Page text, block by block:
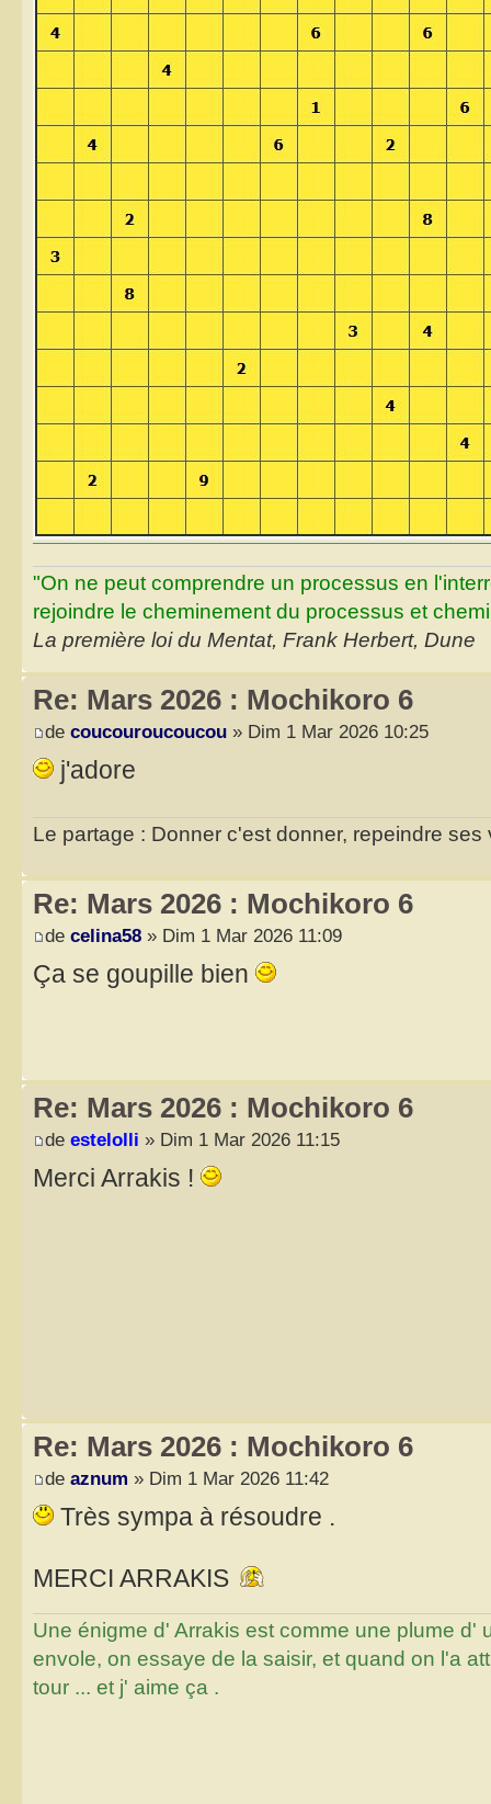
"On ne peut comprendre un processus en
rejoindre le cheminement du processus et
La première loi du Mentat, Frank Herbert, Dune
Re: Mars 2026 : Mochikoro 6
de coucouroucoucou » Dim 1 Mar 2026 10:25
j'adore
Le partage : Donner c'est donner, repeindre ses
Re: Mars 2026 : Mochikoro 6
de celina58 » Dim 1 Mar 2026 11:09
Ça se goupille bien
Re: Mars 2026 : Mochikoro 6
de estelolli » Dim 1 Mar 2026 11:15
Merci Arrakis !
Re: Mars 2026 : Mochikoro 6
de aznum » Dim 1 Mar 2026 11:42
Très sympa à résoudre .
MERCI ARRAKIS
Une énigme d' Arrakis est comme une plume d'
envole, on essaye de la saisir, et quand on l'a
tour ... et j' aime ça .